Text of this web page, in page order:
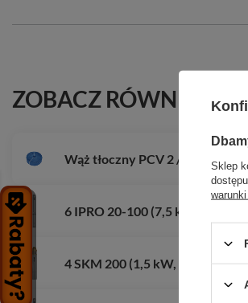
ZOBACZ RÓWNIEŻ
Wąż tłoczny PCV 2 / 50 m
6 IPRO 20-100 (7,5 kW, 400 V)
4 SKM 200 (1,5 kW, 230 V)
Sklep